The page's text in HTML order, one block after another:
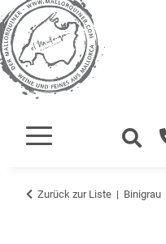
Zurück zur Liste Binigrau